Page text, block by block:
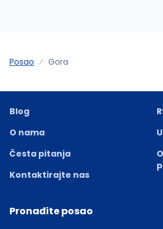
Posao Gora
Blog
O nama
Česta pitanja
Kontaktirajte nas
Pronađite posao